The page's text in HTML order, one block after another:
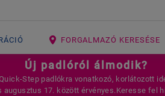
FORGALMAZÓ KERESÉSE
Új padlóról álmodik?
Step padlókra vonatkozó, korlátozott
augusztus 17. között érvényes.Keresse fel